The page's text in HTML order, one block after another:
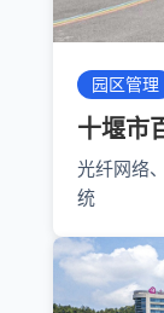
园区管理
十堰市
光纤网络
统